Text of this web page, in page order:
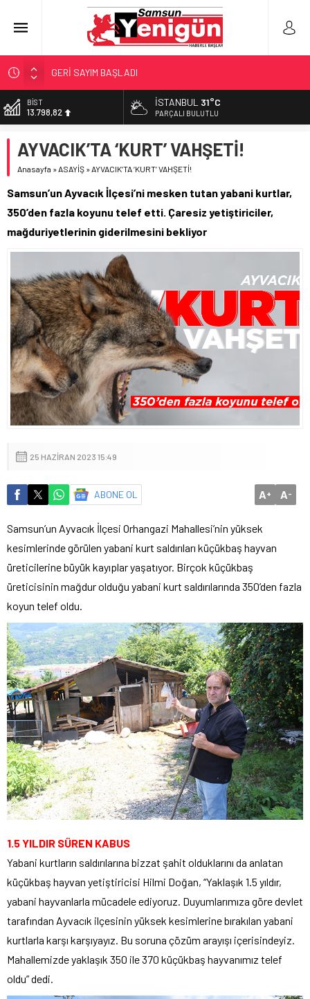
SAMSUNSPOR’DA HEDEF 5’İNCİLİK!
‘BAFRA’YA YATIRIM YAPIN!’
İŞTE FINDIK FİYATI!
GERİ SAYIM BAŞLADI
BİST
13.798,82
47,7010
EURO
6.543,59
İSTANBUL 31°C
PARÇALI BULUTLU
AYVACIK’TA ‘KURT’ VAHŞETİ!
Anasayfa »ASAYİŞ »AYVACIK’TA ‘KURT’ VAHŞETİ!
Samsun’un Ayvacık İlçesi’ni mesken tutan yabani kurtlar,
350’den fazla koyunu telef etti. Çaresiz yetiştiriciler,
mağduriyetlerinin giderilmesini bekliyor
25 HAZIRAN 2023 15:49
ABONE OL A+ A-
Samsun’un Ayvacık İlçesi Orhangazi Mahallesi’nin yüksek
kesimlerinde görülen yabani kurt saldırıları küçükbaş hayvan
üreticilerine büyük kayıplar yaşatıyor. Birçok küçükbaş
üreticisinin mağdur olduğu yabani kurt saldırılarında 350’den fazla
koyun telef oldu.
1.5 YILDIR SÜREN KABUS
Yabani kurtların saldırılarına bizzat şahit olduklarını da anlatan
küçükbaş hayvan yetiştiricisi Hilmi Doğan, “Yaklaşık 1.5 yıldır,
yabani hayvanlarla mücadele ediyoruz. Duyumlarımıza göre devlet
tarafından Ayvacık ilçesinin yüksek kesimlerine bırakılan yabani
kurtlarla karşı karşıyayız. Bu soruna çözüm arayışı içerisindeyiz.
Mahallemizde yaklaşık 350 ile 370 küçükbaş hayvanımız telef
oldu” dedi.